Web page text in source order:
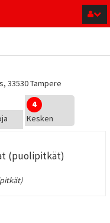
33530 Tampere
4
Kesken
(puolipitkät)